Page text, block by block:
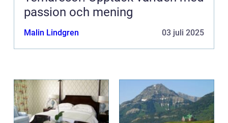
passion och mening
Malin Lindgren 03 juli 2025